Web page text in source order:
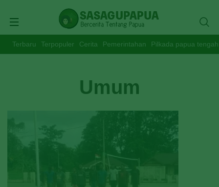
Terbaru Terpopuler Cerita Pemerintahan Pilkada papua tengah
Umum